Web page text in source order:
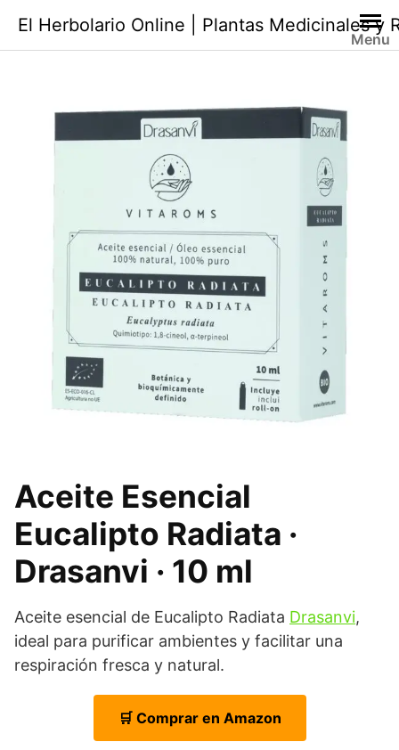
contenido
El Herbolario Online | Plantas Medicinales y
Menu
Aceite Esencial
Eucalipto Radiata ·
Drasanvi · 10 ml
Aceite esencial de Eucalipto Radiata Drasanvi,
ideal para purificar ambientes y facilitar una
respiración fresca y natural.
🛒 Comprar en Amazon